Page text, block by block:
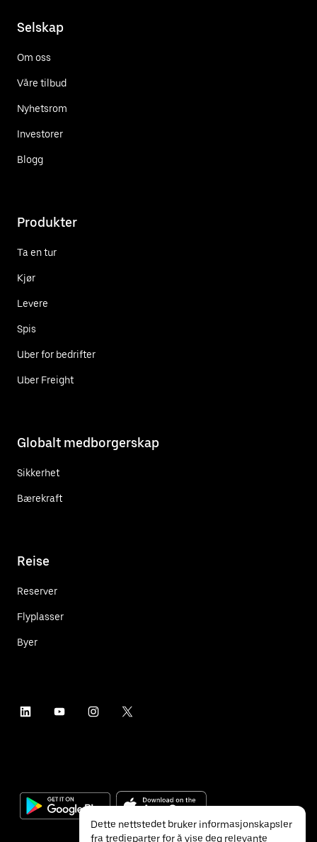
Selskap
Om oss
Våre tilbud
Nyhetsrom
Investorer
Blogg
Produkter
Ta en tur
Kjør
Levere
Spis
Uber for bedrifter
Uber Freight
Globalt medborgerskap
Sikkerhet
Bærekraft
Reise
Reserver
Flyplasser
Byer
Dette nettstedet bruker informasjonskapsler
fra tredjeparter for å vise deg relevante